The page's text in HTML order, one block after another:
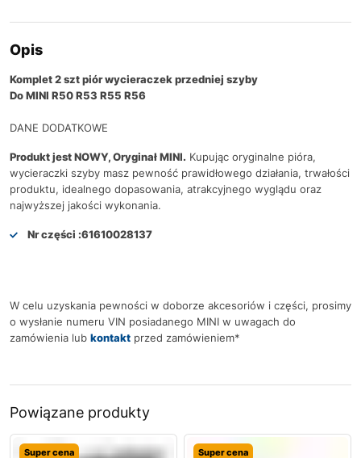
Opis
Komplet 2 szt piór wycieraczek przedniej szyby
Do MINI R50 R53 R55 R56
DANE DODATKOWE
Produkt jest NOWY, Oryginał MINI. Kupując oryginalne pióra,
wycieraczki szyby masz pewność prawidłowego działania, trwałości
produktu, idealnego dopasowania, atrakcyjnego wyglądu oraz
najwyższej jakości wykonania.
Nr części :61610028137
W celu uzyskania pewności w doborze akcesoriów i części, prosimy
o wysłanie numeru VIN posiadanego MINI w uwagach do
zamówienia lub kontakt przed zamówieniem*
Powiązane produkty
Super cena Super cena